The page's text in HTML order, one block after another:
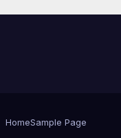
HomeSample Page